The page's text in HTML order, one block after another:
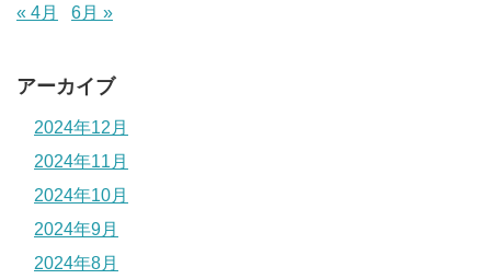
« 4月
6月 »
アーカイブ
2024年12月
2024年11月
2024年10月
2024年9月
2024年8月